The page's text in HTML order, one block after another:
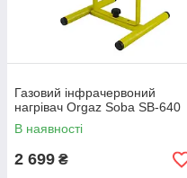
Газовий інфрачервоний
нагрівач Orgaz Soba SB-640
В наявності
2 699 ₴